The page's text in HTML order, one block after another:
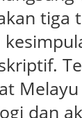
tiga
dan